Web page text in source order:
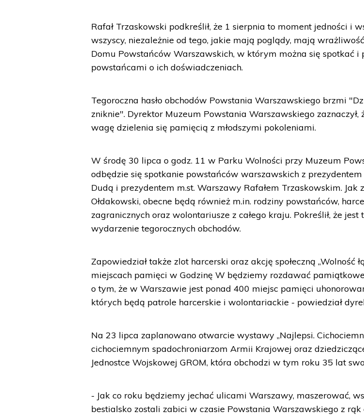
Rafał Trzaskowski podkreślił, że 1 sierpnia to moment jedności i
wszyscy, niezależnie od tego, jakie mają poglądy, mają
Domu Powstańców Warszawskich, w którym można się spotkać i
powstańcami o ich doświadczeniach.
Tegoroczna hasło obchodów Powstania Warszawskiego brzmi
zniknie". Dyrektor Muzeum Powstania Warszawskiego zaznaczył,
wagę dzielenia się pamięcią z młodszymi pokoleniami.
W środę 30 lipca o godz. 11 w Parku Wolności przy Muzeum
odbędzie się spotkanie powstańców warszawskich z
Dudą i prezydentem m.st. Warszawy Rafałem Trzaskowskim. Jak
Ołdakowski, obecne będą również m.in. rodziny powstańców,
zagranicznych oraz wolontariusze z całego kraju. Pokreślił, że jest
wydarzenie tegorocznych obchodów.
Zapowiedział także zlot harcerski oraz akcję społeczną „Wolność
miejscach pamięci w Godzinę W będziemy rozdawać
o tym, że w Warszawie jest ponad 400 miejsc pamięci
których będą patrole harcerskie i wolontariackie - powiedział
Na 23 lipca zaplanowano otwarcie wystawy „Najlepsi.
cichociemnym spadochroniarzom Armii Krajowej oraz
Jednostce Wojskowej GROM, która obchodzi w tym roku 35 lat
- Jak co roku będziemy jechać ulicami Warszawy, maszerować,
bestialsko zostali zabici w czasie Powstania Warszawskiego z